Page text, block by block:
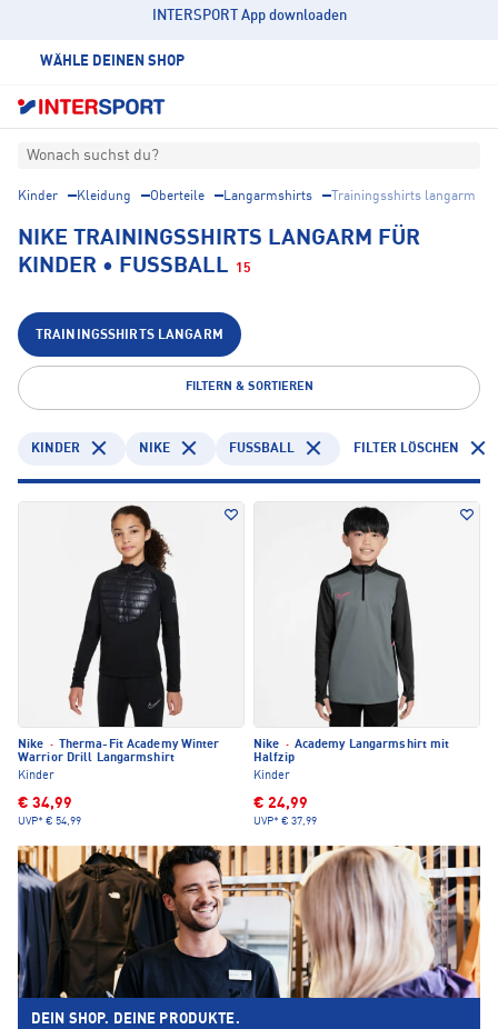
INTERSPORT App downloaden
WÄHLE DEINEN SHOP
Wonach suchst du?
Kinder Kleidung Oberteile Langarmshirts Trainingsshirts langarm
NIKE TRAININGSSHIRTS LANGARM FÜR
KINDER • FUSSBALL
15
TRAININGSSHIRTS LANGARM
FILTERN & SORTIEREN
KINDER NIKE FUSSBALL FILTER LÖSCHEN
Nike ·
Therma-Fit Academy Winter
Warrior Drill Langarmshirt
Kinder
€ 34,99
UVP* € 54,99
Nike · Academy Langarmshirt mit
Halfzip
Kinder
€ 24,99
UVP* € 37,99
DEIN SHOP. DEINE PRODUKTE.